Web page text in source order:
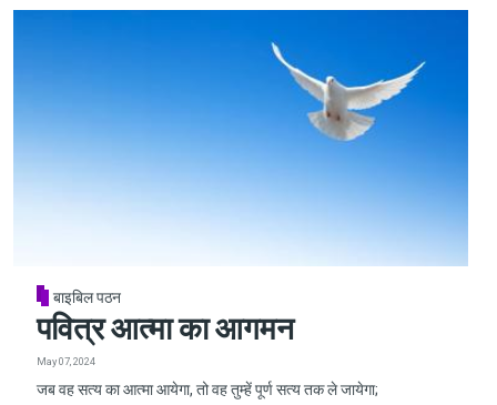
बाइबिल पठन
पवित्र आत्मा का आगमन
May 07, 2024
जब वह सत्य का आत्मा आयेगा, तो वह तुम्हें पूर्ण सत्य तक ले जायेगा;